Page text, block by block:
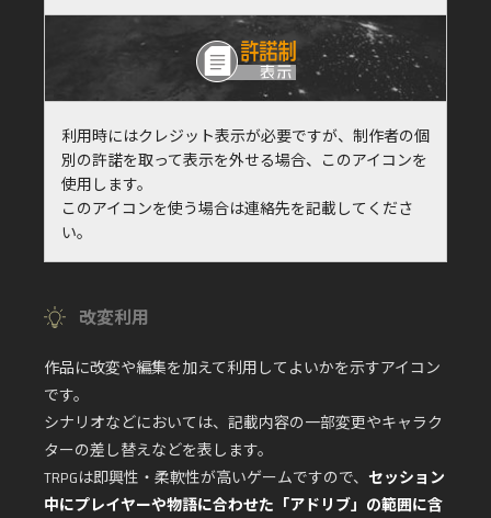
利用時にはクレジット表示が必要ですが、制作者の個
別の許諾を取って表示を外せる場合、このアイコンを
使用します。
このアイコンを使う場合は連絡先を記載してくださ
い。
改変利用
作品に改変や編集を加えて利用してよいかを示すアイコン
です。
シナリオなどにおいては、記載内容の一部変更やキャラク
ターの差し替えなどを表します。
TRPGは即興性・柔軟性が高いゲームですので、 セッション
中にプレイヤーや物語に合わせた「アドリブ」の範囲に含